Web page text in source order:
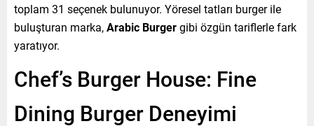
toplam 31 seçenek bulunuyor. Yöresel tatları burger ile
buluşturan marka,Arabic Burgergibi özgün tariflerle fark
yaratıyor.
Chef’s Burger House: Fine
Dining Burger Deneyimi